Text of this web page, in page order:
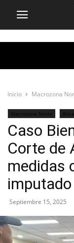
Inicio Macrozona
Macrozona Norte Arica
Caso
Corte de
medidas
Septiembre 15, 2025